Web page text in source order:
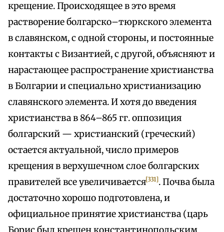
крещение. Происходящее в это время
растворение болгарско–тюркского элемента
в славянском, с одной стороны, и постоянные
контакты с Византией, с другой, объясняют и
нарастающее распространение христианства
в Болгарии и специально христианизацию
славянского элемента. И хотя до введения
христианства в 864–865 гг. оппозиция
болгарский — христианский (греческий)
остается актуальной, число примеров
крещения в верхушечном слое болгарских
правителей все увеличивается[331]. Почва была
достаточно хорошо подготовлена, и
официальное принятие христианства (царь